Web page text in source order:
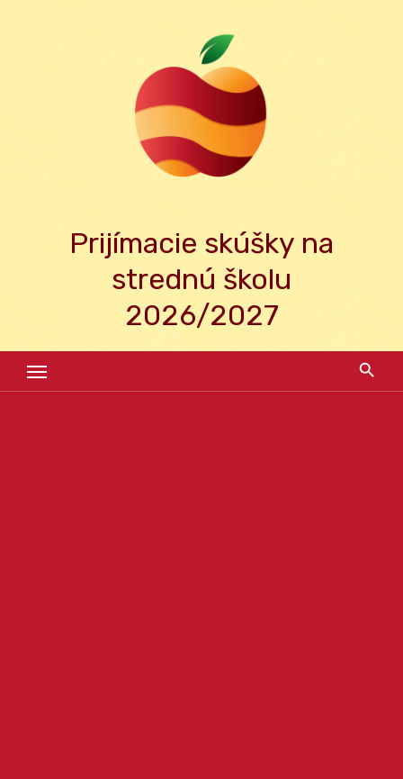
Prijímacie skúšky na
strednú školu
2026/2027